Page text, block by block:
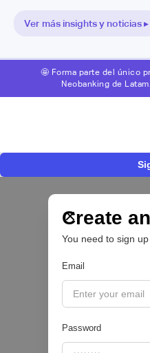
Ver más insights y noticias ▸
🤩 Forma parte del único
Neobanking de Latam.
Create
You need to sign
Email
Password
IA para automatizar
las PYMEs
BFM 👔
July 28